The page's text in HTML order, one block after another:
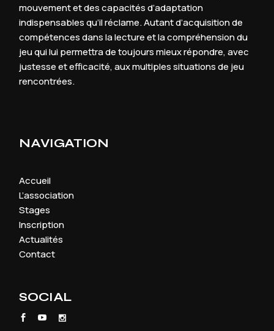
mouvement et des capacités d’adaptation
indispensables qu’il réclame. Autant d’acquisition de
compétences dans la lecture et la compréhension du
jeu qui lui permettra de toujours mieux répondre, avec
justesse et efficacité, aux multiples situations de jeu
rencontrées.
NAVIGATION
Accueil
L’association
Stages
Inscription
Actualités
Contact
SOCIAL